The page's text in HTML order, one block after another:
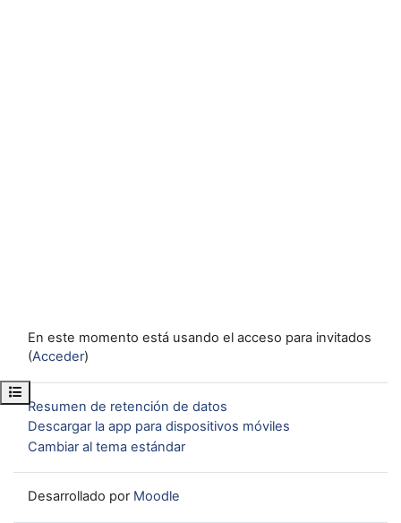
Abrir índice del curso
En este momento está usando el acceso para invitados
(Acceder)
Resumen de retención de datos
Descargar la app para dispositivos móviles
Cambiar al tema estándar
Desarrollado por Moodle